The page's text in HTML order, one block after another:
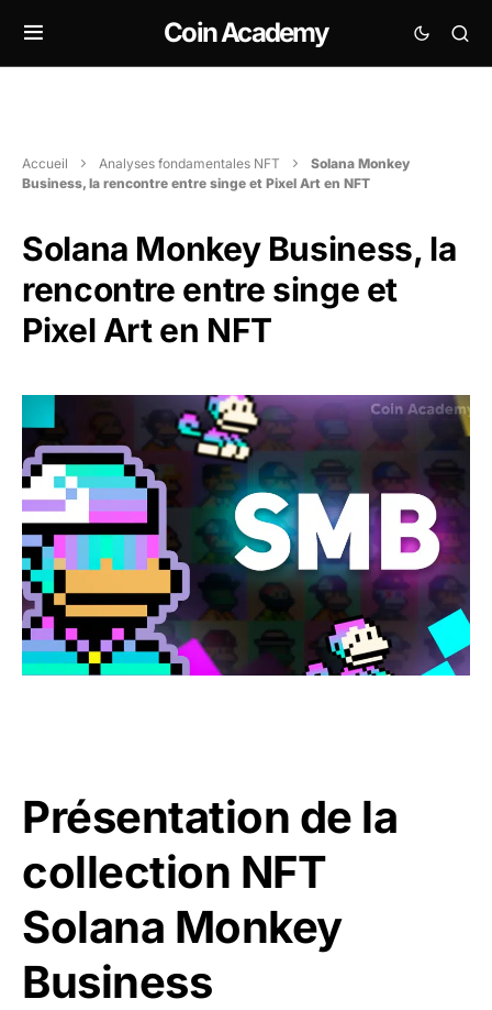
Coin Academy
Accueil Analyses fondamentales NFT
Solana Monkey
Business, la rencontre entre singe et Pixel Art en NFT
Solana Monkey Business, la
rencontre entre singe et
Pixel Art en NFT
Présentation de la
collection NFT
Solana Monkey
Business